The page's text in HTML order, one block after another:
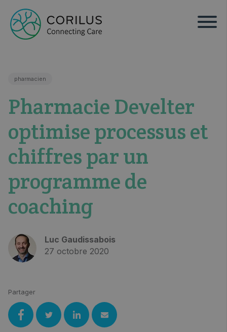
pharmacien
Pharmacie Develter
optimise processus et
chiffres par un
programme de
coaching
Luc Gaudissabois
27 octobre 2020
Partager